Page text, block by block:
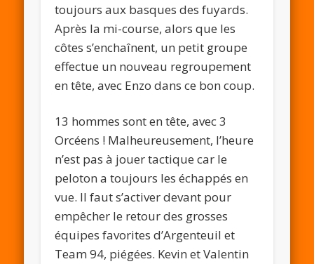
toujours aux basques des fuyards.
Après la mi-course, alors que les
côtes s’enchaînent, un petit groupe
effectue un nouveau regroupement
en tête, avec Enzo dans ce bon coup.
13 hommes sont en tête, avec 3
Orcéens ! Malheureusement, l’heure
n’est pas à jouer tactique car le
peloton a toujours les échappés en
vue. Il faut s’activer devant pour
empêcher le retour des grosses
équipes favorites d’Argenteuil et
Team 94, piégées. Kevin et Valentin